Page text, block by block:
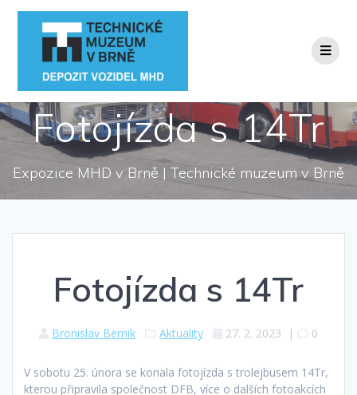
Přeskočit
Fotojízda s 14Tr
Expozice MHD v Brně | Technické muzeum v Brně
Fotojízda s 14Tr
Bronislav Bernik Aktuality 27. 2. 2023 | 0
V sobotu 25. února se konala fotojízda s trolejbusem 14Tr,
kterou připravila společnost DFB, více o dalších fotoakcích